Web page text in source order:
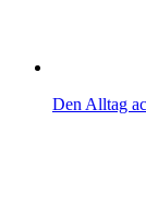
Den Alltag